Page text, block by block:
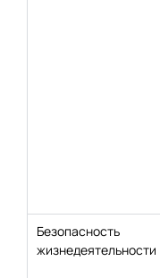
Безопасность
жизнедеятельности